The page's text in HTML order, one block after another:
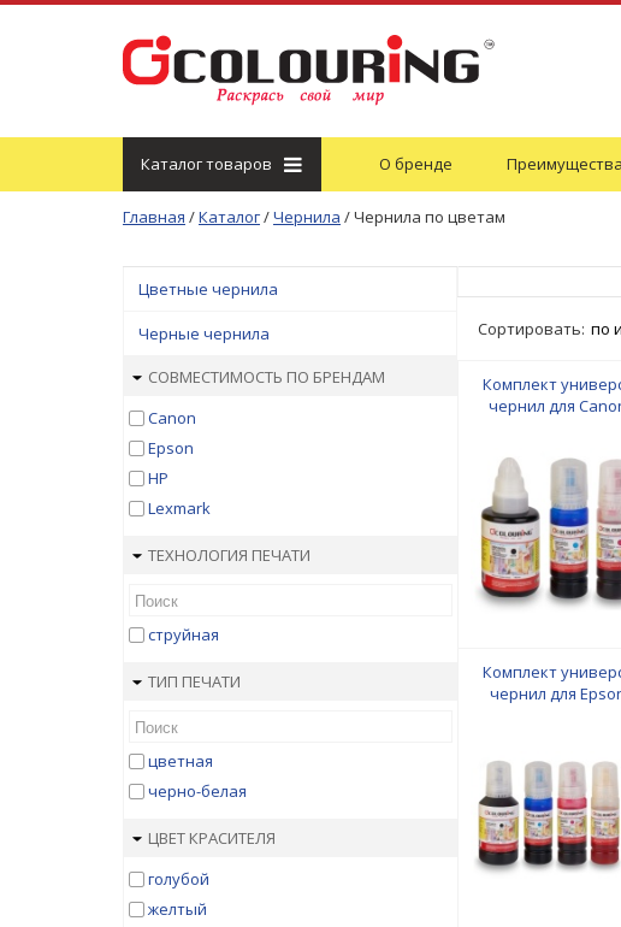
Каталогтоваров О бренде Преимущества
Главная /Каталог/Чернила /Чернила по цветам
Цветные чернила
Черные чернила
СОВМЕСТИМОСТЬ ПО БРЕНДАМ
Canon
Epson
HP
Lexmark
ТЕХНОЛОГИЯ ПЕЧАТИ
струйная
ТИП ПЕЧАТИ
цветная
черно-белая
ЦВЕТ КРАСИТЕЛЯ
голубой
желтый
Сортировать: по
Комплект
чернил для
Black/Cyan/
140мл/3*70мл
Комплект
чернил для
Black/Cyan/
Black/Grey
Colouring